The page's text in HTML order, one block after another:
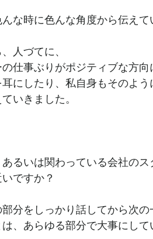
な時に色んな角度から伝えて
人づてに、
の仕事ぶりがポジティブな方
耳にしたり、私自身もそのよ
いきました。
るいは関わっている会社のス
ですか？
分をしっかり話してから次の
、あらゆる部分で大事にして